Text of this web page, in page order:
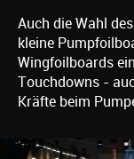
Auch die Wahl
kleine
Wingfoilboards
Touchdowns -
Kräfte beim